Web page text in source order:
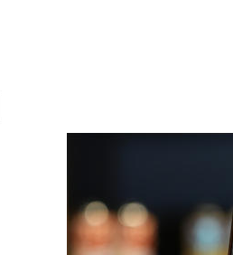
- GRANITBOCK 0,75 MENGE